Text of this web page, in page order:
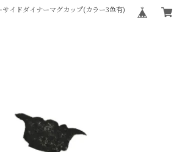
イドダイナーマグカップ(カラー3色有)